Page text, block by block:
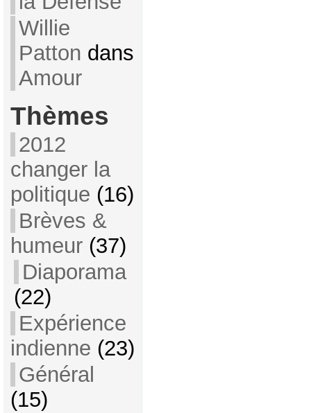
Willie
Patton dans
Amour
Thèmes
2012
changer la
politique (16)
Brèves &
humeur(37)
Diaporama
(22)
Expérience
indienne (23)
Général
(15)